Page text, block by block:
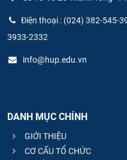
Điện thoại : (024) 382-545-
3933-2332
info@hup.edu.vn
DANH MỤC CHÍNH
GIỚI THIỆU
CƠ CẤU TỔ CHỨC